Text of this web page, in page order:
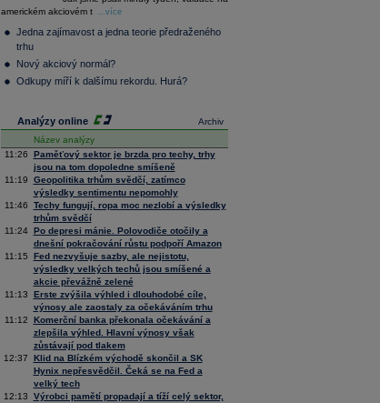
Composite
Index
36 128,57 -0,05
Performance
index
4 000,99
americkém akciovém t
...více
Jedna zajímavost a jedna teorie předraženého
trhu
Nový akciový normál?
Odkupy míří k dalšímu rekordu. Hurá?
Archiv
Analýzy online
Název analýzy
11:26
Paměťový sektor je brzda pro techy, trhy
jsou na tom dopoledne smíšeně
11:19
Geopolitika trhům svědčí, zatímco
výsledky sentimentu nepomohly
11:46
Techy fungují, ropa moc nezlobí a výsledky
trhům svědčí
11:24
Po depresi mánie. Polovodiče otočily a
dnešní pokračování růstu podpoří Amazon
11:15
Fed nezvyšuje sazby, ale nejistotu,
výsledky velkých techů jsou smíšené a
akcie převážně zelené
11:13
Erste zvýšila výhled i dlouhodobé cíle,
výnosy ale zaostaly za očekáváním trhu
11:12
Komerční banka překonala očekávání a
zlepšila výhled. Hlavní výnosy však
zůstávají pod tlakem
12:37
Klid na Blízkém východě skončil a SK
Hynix nepřesvědčil. Čeká se na Fed a
velký tech
12:13
Výrobci pamětí propadají a tíží celý sektor,